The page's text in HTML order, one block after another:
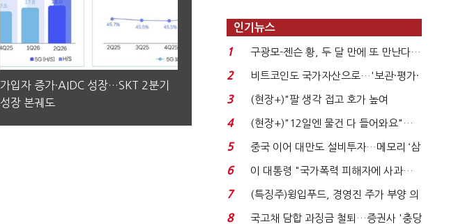
가입자 증가·AIDC 성장…SKT 2분기
성장 본궤도
인기뉴스
1
구광모-젠슨 황, 두 달 만에 또 만난다…
로봇·AI 등 논...
2
비트코인도 국가자산으로…'보관·평가·
처분' 기준은 ...
3
(현장+)"팔 생각 접고 호가 높여
요"…'덜 똘똘한 한 채' 20...
4
(현장+)"12일엔 물건 다 들어와요"…
빈 매대 채우며 문 연 ...
5
중국 이어 대만도 설비투자…메모리 ‘삼
국전쟁’
6
이 대통령 "국가폭력 피해자에 사과…
적극적 조사로 진...
7
(특징주)윙입푸드, 경영진 주가 부양 의
지에 상한가...
8
국고채 담합 과징금 철퇴…증권사 '충당